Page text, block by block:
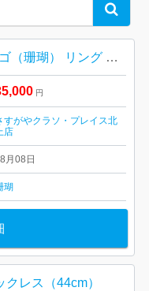
Search
K18 18金 サンゴ（珊瑚） リング ジュエリー アクセサリー
円
すがやクラソ・プレイス北
店
月08日
瑚
レス（44cm）